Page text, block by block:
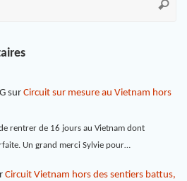
sur Circuit sur mesure au Vietnam hors
rentrer de 16 jours au Vietnam dont
Un grand merci Sylvie pour…
Circuit Vietnam hors des sentiers battus,